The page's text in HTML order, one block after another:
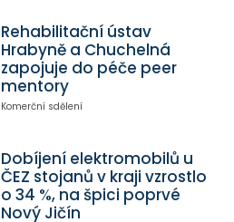
Rehabilitační ústav
Hrabyně a Chuchelná
zapojuje do péče peer
mentory
Komerční sdělení
Dobíjení elektromobilů u
ČEZ stojanů v kraji vzrostlo
o 34 %, na špici poprvé
Nový Jičín